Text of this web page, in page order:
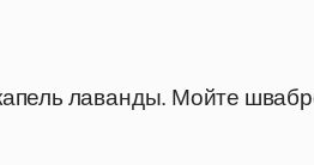
лаванды. Мойте